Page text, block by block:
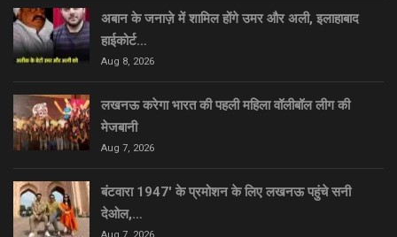
अबान के जनाज़े में शामिल होंगे उमर और अली, इलाहाबाद
हाईकोर्ट…
Aug 8, 2026
लखनऊ करेगा भारत की पहली महिला वॉलीबॉल लीग की
मेजबानी
Aug 7, 2026
बंटवारा 1947′ के प्रमोशन के लिए लखनऊ पहुंचे सनी
देओल,…
Aug 7, 2026